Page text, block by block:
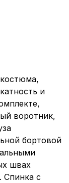
и
воротник,
бортовой
швах
Спинка с